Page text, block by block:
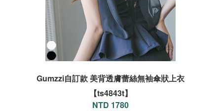
Gumzzi自訂款 美背透膚蕾絲無袖傘狀上衣
【ts4843t】
NTD 1780